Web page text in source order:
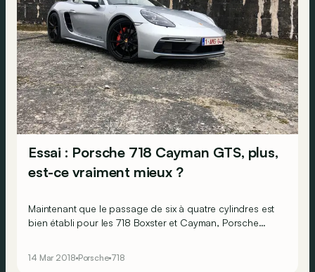
Essai : Porsche 718 Cayman GTS, plus,
est-ce vraiment mieux ?
Maintenant que le passage de six à quatre cylindres est
bien établi pour les 718 Boxster et Cayman, Porsche
ajoutée ? C’est ce que nous avons cherché à savoir
14 Mar 2018 Porsche 718